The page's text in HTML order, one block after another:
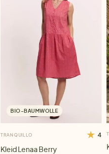
BIO-BAUMWOLLE
TRANQUILLO 4
Kleid Lenaa Berry